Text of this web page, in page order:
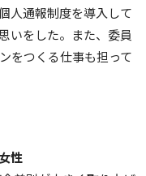
人通報制度を導入して
いをした。また、委員
をつくる仕事も担って
性